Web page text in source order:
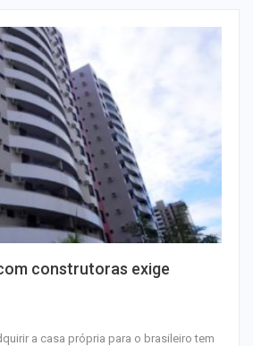
construtoras exige
a casa própria para o brasileiro tem